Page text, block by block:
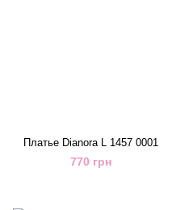
Платье Dianora L 1457 0001
770 грн